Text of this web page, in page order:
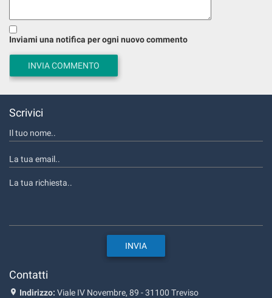
Inviami una notifica per ogni nuovo commento
Scrivici
Contatti
Indirizzo: Viale IV Novembre, 89 - 31100 Treviso